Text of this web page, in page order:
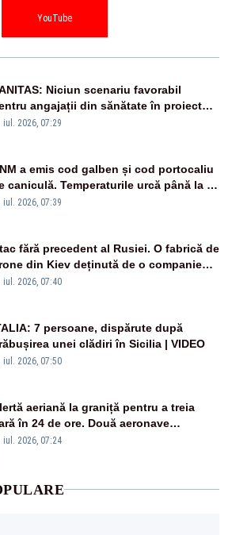
YouTube
Niciun scenariu favorabil
angajații din sănătate în proiectul
salarizării
iul. 2026, 07:29
a emis cod galben și cod portocaliu
caniculă. Temperaturile urcă până la 38
grade, iar nopțile devin tropicale
iul. 2026, 07:39
fără precedent al Rusiei. O fabrică de
din Kiev deținută de o companie
distrusă de o rachetă
iul. 2026, 07:40
7 persoane, dispărute după
unei clădiri în Sicilia | VIDEO
iul. 2026, 07:50
aeriană la graniță pentru a treia
în 24 de ore. Două aeronave
britanice au fost ridicate de la
iul. 2026, 07:24